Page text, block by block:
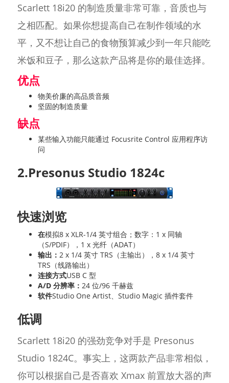
Scarlett 18i20 的制造质量非常可靠，音质也与
之相匹配。如果你想提高自己在制作领域的水
平，又不想让自己的食物预算减少到一年只能吃
米饭和豆子，那么这款产品将是你的最佳选择。
优点
物美价廉的高品质音频
坚固的制造质量
缺点
某些输入功能只能通过 Focusrite Control 应用程序访
问
2.Presonus Studio 1824c
快速浏览
在模拟8 x XLR-1/4 英寸组合；数字：1 x 同轴
（S/PDIF），1 x 光纤（ADAT）
输出： 2 x 1/4 英寸 TRS（主输出），8 x 1/4 英寸
TRS（线路输出）
连接方式USB C 型
A/D 分辨率： 24 位/96 千赫兹
软件Studio One Artist、Studio Magic 插件套件
低调
Scarlett 18i20 的强劲竞争对手是 Presonus
Studio 1824C。事实上，这两款产品非常相似，
你可以根据自己是否喜欢 Xmax 前置放大器的声